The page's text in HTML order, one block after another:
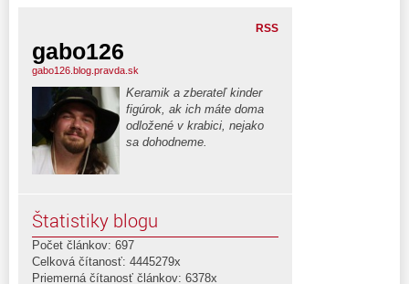
RSS
gabo126
gabo126.blog.pravda.sk
Keramik a zberateľ kinder
figúrok, ak ich máte doma
odložené v krabici, nejako
sa dohodneme.
Štatistiky blogu
Počet článkov: 697
Celková čítanosť: 4445279x
Priemerná čítanosť článkov: 6378x